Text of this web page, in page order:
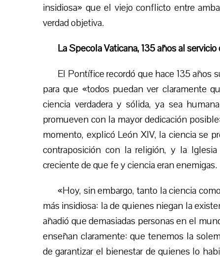
insidiosa» que el viejo conflicto entre
verdad objetiva.
La Specola Vaticana, 135 años al servicio
El Pontífice recordó que hace 135 años
para que «todos puedan ver claramente
ciencia verdadera y sólida, ya sea
promueven con la mayor dedicación
momento, explicó León XIV, la ciencia se
contraposición con la religión, y la
creciente de que fe y ciencia eran enemigas.
«Hoy, sin embargo, tanto la ciencia
más insidiosa: la de quienes niegan la
añadió que demasiadas personas en el
enseñan claramente: que tenemos la
de garantizar el bienestar de quienes lo